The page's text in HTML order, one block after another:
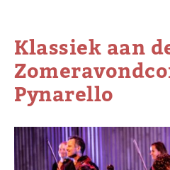
Klassiek aan
Pynarello